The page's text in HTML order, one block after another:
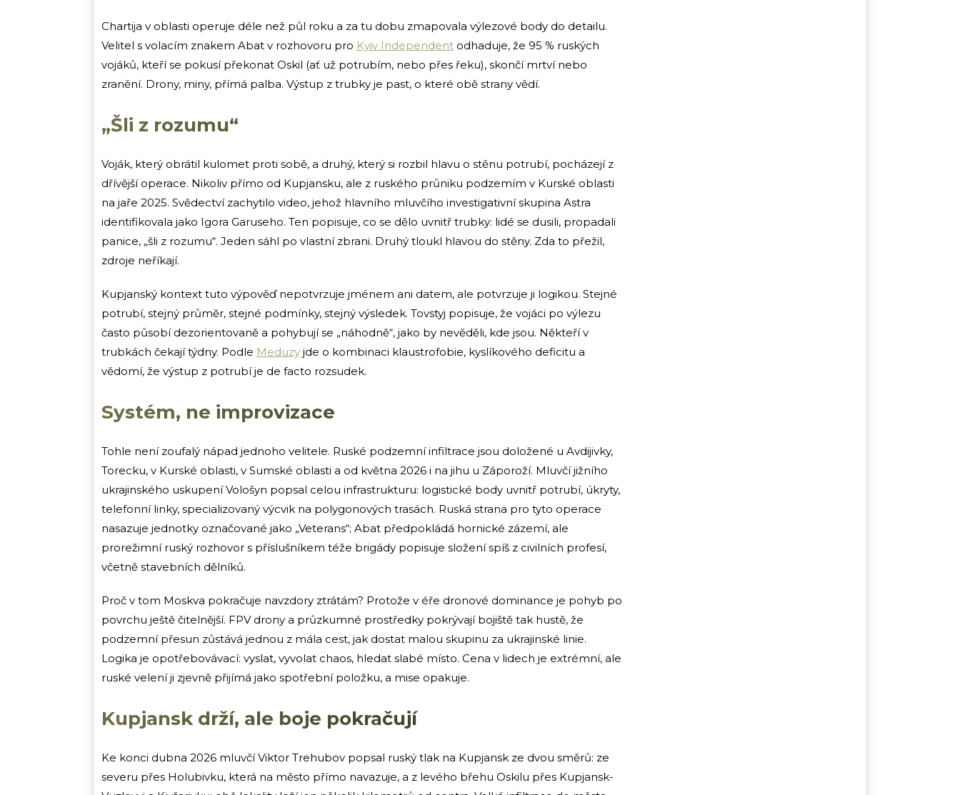
Chartija v oblasti operuje déle než půl roku a za tu dobu zmapovala výlezové body do detailu.
Velitel s volacím znakem Abat v rozhovoru pro Kyiv Independent odhaduje, že 95 % ruských
vojáků, kteří se pokusí překonat Oskil (ať už potrubím, nebo přes řeku), skončí mrtví nebo
zranění. Drony, miny, přímá palba. Výstup z trubky je past, o které obě strany vědí.
„Šli z rozumu“
Voják, který obrátil kulomet proti sobě, a druhý, který si rozbil hlavu o stěnu potrubí, pocházejí z
dřívější operace. Nikoliv přímo od Kupjansku, ale z ruského průniku podzemím v Kurské oblasti
na jaře 2025. Svědectví zachytilo video, jehož hlavního mluvčího investigativní skupina Astra
identifikovala jako Igora Garuseho. Ten popisuje, co se dělo uvnitř trubky: lidé se dusili, propadali
panice, „šli z rozumu“. Jeden sáhl po vlastní zbrani. Druhý tloukl hlavou do stěny. Zda to přežil,
zdroje neříkají.
Kupjanský kontext tuto výpověď nepotvrzuje jménem ani datem, ale potvrzuje ji logikou. Stejné
potrubí, stejný průměr, stejné podmínky, stejný výsledek. Tovstyj popisuje, že vojáci po výlezu
často působí dezorientovaně a pohybují se „náhodně“, jako by nevěděli, kde jsou. Někteří v
trubkách čekají týdny. Podle Meduzy jde o kombinaci klaustrofobie, kyslíkového deficitu a
vědomí, že výstup z potrubí je de facto rozsudek.
Systém, ne improvizace
Tohle není zoufalý nápad jednoho velitele. Ruské podzemní infiltrace jsou doložené u Avdijivky,
Torecku, v Kurské oblasti, v Sumské oblasti a od května 2026 i na jihu u Záporoží. Mluvčí jižního
ukrajinského uskupení Vološyn popsal celou infrastrukturu: logistické body uvnitř potrubí, úkryty,
telefonní linky, specializovaný výcvik na polygonových trasách. Ruská strana pro tyto operace
nasazuje jednotky označované jako „Veterans“; Abat předpokládá hornické zázemí, ale
prorežimní ruský rozhovor s příslušníkem téže brigády popisuje složení spíš z civilních profesí,
včetně stavebních dělníků.
Proč v tom Moskva pokračuje navzdory ztrátám? Protože v éře dronové dominance je pohyb po
povrchu ještě čitelnější. FPV drony a průzkumné prostředky pokrývají bojiště tak hustě, že
podzemní přesun zůstává jednou z mála cest, jak dostat malou skupinu za ukrajinské linie.
Logika je opotřebovávací: vyslat, vyvolat chaos, hledat slabé místo. Cena v lidech je extrémní, ale
ruské velení ji zjevně přijímá jako spotřební položku, a mise opakuje.
Kupjansk drží, ale boje pokračují
Ke konci dubna 2026 mluvčí Viktor Trehubov popsal ruský tlak na Kupjansk ze dvou směrů: ze
severu přes Holubivku, která na město přímo navazuje, a z levého břehu Oskilu přes Kupjansk-